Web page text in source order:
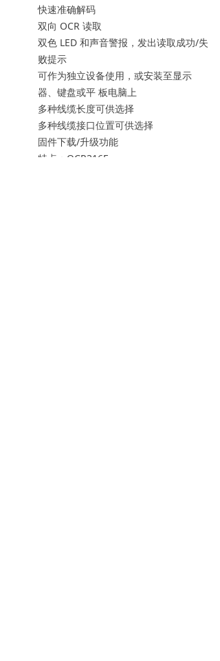
快速准确解码
双向 OCR 读取
双色 LED 和声音警报，发出读取成功/失
败提示
可作为独立设备使用，或安装至显示
器、键盘或平 板电脑上
多种线缆长度可供选择
多种线缆接口位置可供选择
固件下载/升级功能
特点：OCR316E